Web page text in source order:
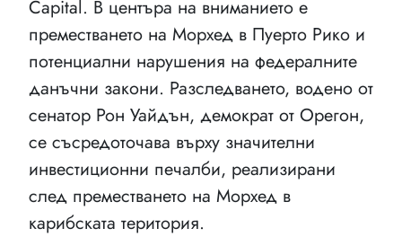
Capital. В центъра на вниманието е
преместването на Морхед в Пуерто Рико и
потенциални нарушения на федералните
данъчни закони. Разследването, водено от
сенатор Рон Уайдън, демократ от Орегон,
се съсредоточава върху значителни
инвестиционни печалби, реализирани
след преместването на Морхед в
карибската територия.